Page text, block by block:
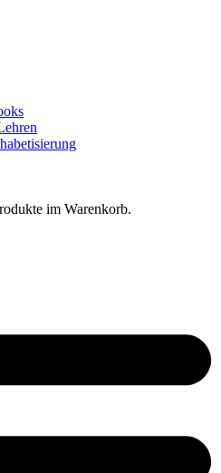
im Warenkorb.